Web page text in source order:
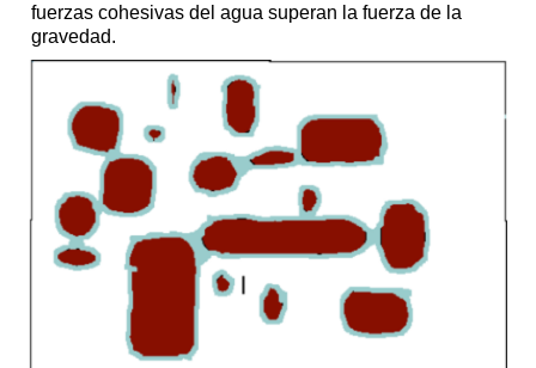
fuerzas cohesivas del agua superan la fuerza de la
gravedad.